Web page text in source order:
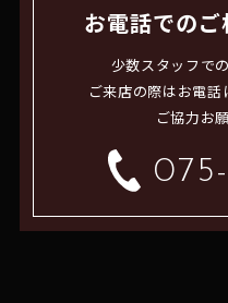
お電話での
少数スタッフで
ご来店の際はお電
ご協力お